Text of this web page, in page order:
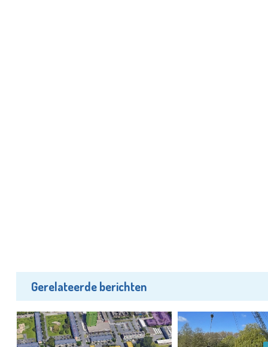
Gerelateerde berichten